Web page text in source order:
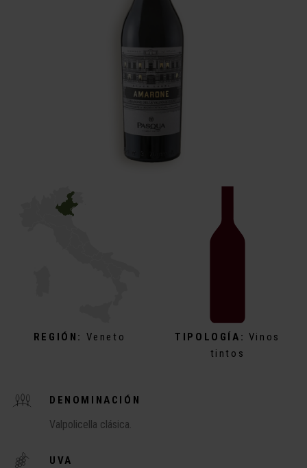
DENOMINACIÓN
Valpolicella clásica.
UVA
REGIÓN: Veneto TIPOLOGÍA: Vinos
tintos